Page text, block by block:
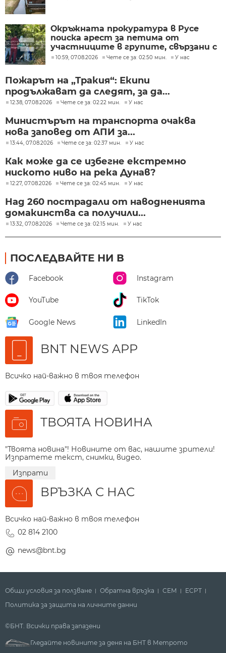
Окръжната прокуратура в Русе
поиска арест за петима от
участниците в групите, свързани с
разбитата лаборатория за
10:59, 07.08.2026 Чете се за: 02:50 мин. У нас
Пожарът на „Тракия“: Екипи
продължават да следят, за да...
12:38, 07.08.2026 Чете се за: 02:22 мин. У нас
Министърът на транспорта очаква
нова заповед от АПИ за...
13:44, 07.08.2026 Чете се за: 02:37 мин. У нас
Как може да се избегне екстремно
ниското ниво на река Дунав?
12:27, 07.08.2026 Чете се за: 02:45 мин. У нас
Над 260 пострадали от наводненията
домакинства са получили...
13:32, 07.08.2026 Чете се за: 02:15 мин. У нас
ПОСЛЕДВАЙТЕ НИ В
Facebook Instagram
YouTube TikTok
Google News LinkedIn
BNT NEWS APP
Всичко най-важно в твоя телефон
ТВОЯТА НОВИНА
"Твоята новина"! Новините от вас, нашите зрители!
Изпратете текст, снимки, видео.
Изпрати
ВРЪЗКА С НАС
Всичко най-важно в твоя телефон
02 814 2100
news@bnt.bg
Общи условия за ползване Обратна връзка СЕМ
ECPT
Политика за защита на личните данни
©БНТ. Всички права запазени
Гледайте новините за деня на БНТ в Метрото